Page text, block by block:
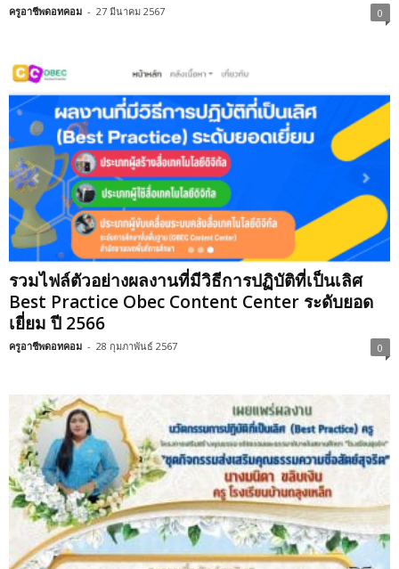
ครูอาชีพดอทคอม - 27 มีนาคม 2567 0
รวมไฟล์ตัวอย่างผลงานที่มีวิธีการปฏิบัติที่เป็นเลิศ
Best Practice Obec Content Center ระดับยอด
เยี่ยม ปี 2566
ครูอาชีพดอทคอม - 28 กุมภาพันธ์ 2567 0